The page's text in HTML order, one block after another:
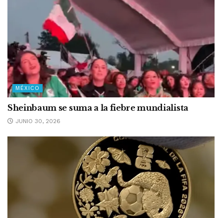
MÉXICO
Sheinbaum se suma a la fiebre mundialista
JUNIO 30, 2026